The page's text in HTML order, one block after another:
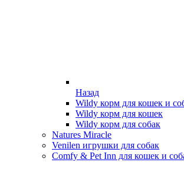
Назад
Wildy корм для кошек и
Wildy корм для кошек
Wildy корм для собак
Natures Miracle
Venilen игрушки для собак
Comfy & Pet Inn для кошек и